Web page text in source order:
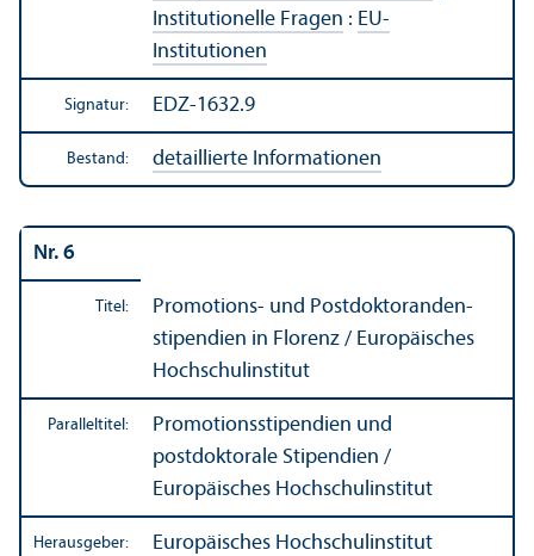
Institutionelle Fragen : EU-
Institutionen
Signatur: EDZ-1632.9
Bestand: detaillierte Informationen
Nr. 6
Titel:
Promotions- und Postdoktoranden­
stipendien in Florenz / Europäisches
Hochschul­institut
Paralleltitel:
Promotions­stipendien und
postdoktorale Stipendien /
Europäisches Hochschul­institut
Herausgeber: Europäisches Hochschul­institut